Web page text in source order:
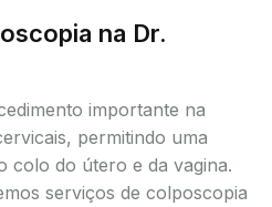
na Dr.
importante na
permitindo uma
colo do útero e da vagina.
serviços de colposcopia